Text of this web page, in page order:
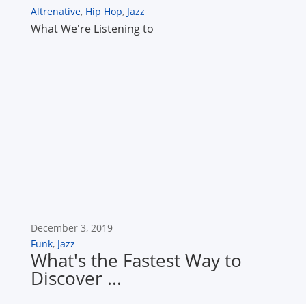
Altrenative, Hip Hop, Jazz
What We're Listening to
December 3, 2019
Funk, Jazz
What's the Fastest Way to
Discover ...